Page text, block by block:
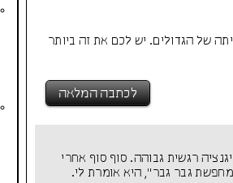
של הגדולים. יש לכם את זה ביותר
לכתבה המלאה
רגשית גבוהה. סוף סוף אחרי
גבר גבר", היא אומרת לי.